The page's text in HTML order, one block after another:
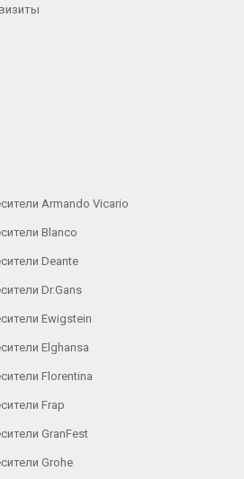
Armando Vicario
Blanco
Deante
Dr.Gans
Ewigstein
Elghansa
Florentina
Frap
GranFest
Grohe